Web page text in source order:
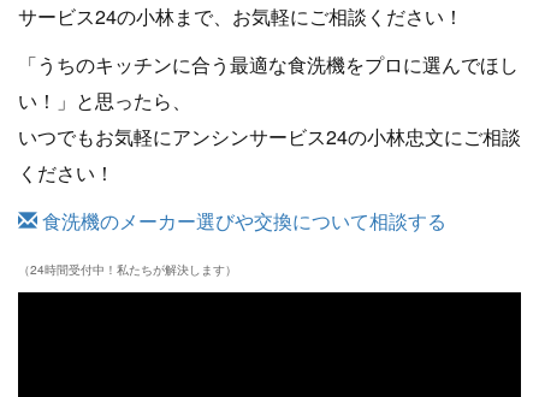
サービス24の小林まで、お気軽にご相談ください！
「うちのキッチンに合う最適な食洗機をプロに選んでほし
い！」と思ったら、
いつでもお気軽にアンシンサービス24の小林忠文にご相談
ください！
食洗機のメーカー選びや交換について相談する
（24時間受付中！私たちが解決します）